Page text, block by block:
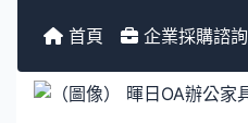
首頁 企業採購諮詢